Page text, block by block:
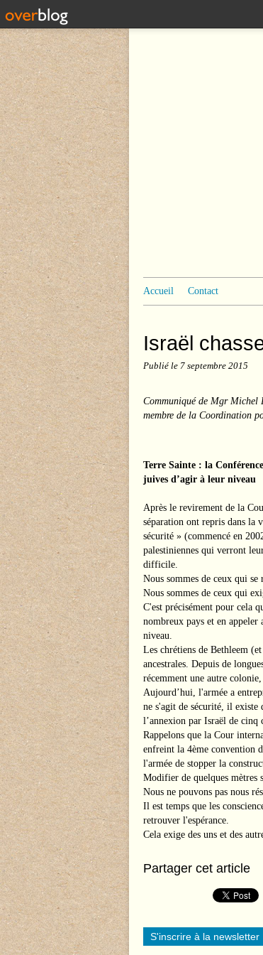
Accueil Contact
Israël
Publié le 7 septembre 2015
Communiqué de Mgr Michel
membre de la Coordination
Terre Sainte : la
juives d’agir à leur niveau
Après le revirement de la
séparation ont repris dans la
sécurité » (commencé en
palestiniennes qui verront
difficile.
Nous sommes de ceux qui
Nous sommes de ceux qui
C'est précisément pour cela
nombreux pays et en
niveau.
Les chrétiens de Bethleem
ancestrales. Depuis de
récemment une autre
Aujourd’hui, l'armée a
ne s'agit de sécurité, il existe
l’annexion par Israël de cinq
Rappelons que la Cour
enfreint la 4ème convention
l'armée de stopper la
Modifier de quelques mètres
Nous ne pouvons pas nous
Il est temps que les
retrouver l'espérance.
Cela exige des uns et des
Partager cet article
S'inscrire à la newsletter